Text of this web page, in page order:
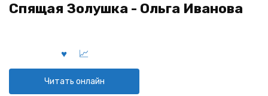
Спящая Золушка - Ольга Иванова
Читать онлайн